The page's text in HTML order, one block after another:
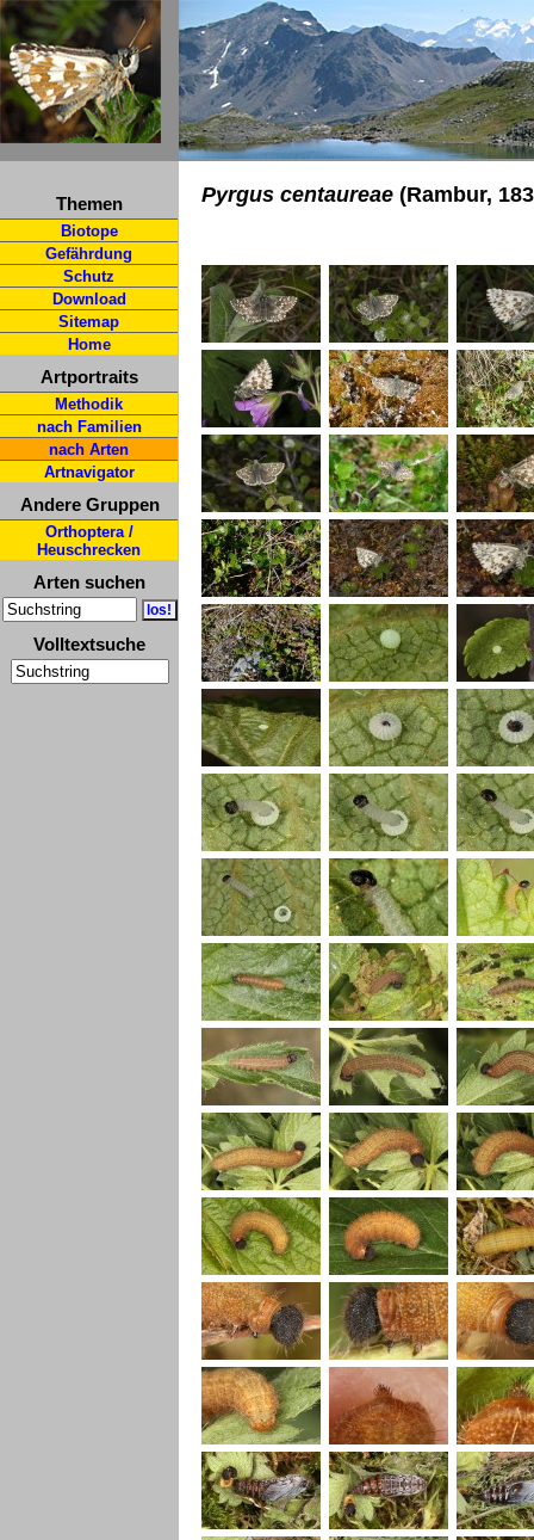
Themen
Biotope
Gefährdung
Schutz
Download
Sitemap
Home
Artportraits
Methodik
nach Familien
nach Arten
Artnavigator
Andere Gruppen
Orthoptera /
Heuschrecken
Arten suchen
Volltextsuche
Pyrgus centaureae (Rambur,